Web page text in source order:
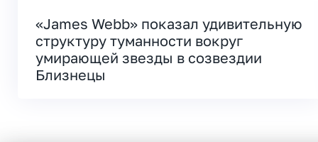
«James Webb» показал удивительную
структуру туманности вокруг
умирающей звезды в созвездии
Близнецы